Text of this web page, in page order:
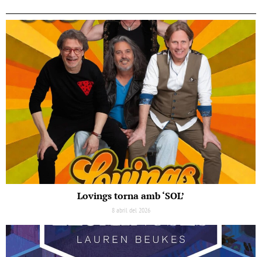
Lovings torna amb ‘SOL’
8 abril del 2026